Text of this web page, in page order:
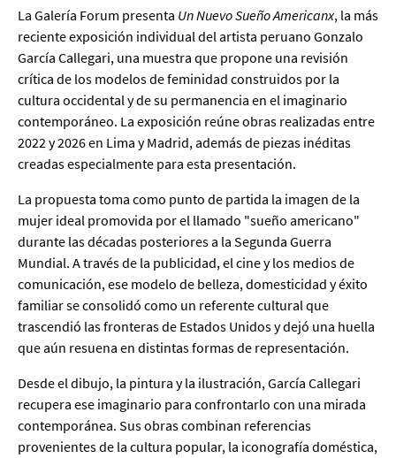
La Galería Forum presenta Un Nuevo Sueño Americanx, la más
reciente exposición individual del artista peruano Gonzalo
García Callegari, una muestra que propone una revisión
crítica de los modelos de feminidad construidos por la
cultura occidental y de su permanencia en el imaginario
contemporáneo. La exposición reúne obras realizadas entre
2022 y 2026 en Lima y Madrid, además de piezas inéditas
creadas especialmente para esta presentación.
La propuesta toma como punto de partida la imagen de la
mujer ideal promovida por el llamado "sueño americano"
durante las décadas posteriores a la Segunda Guerra
Mundial. A través de la publicidad, el cine y los medios de
comunicación, ese modelo de belleza, domesticidad y éxito
familiar se consolidó como un referente cultural que
trascendió las fronteras de Estados Unidos y dejó una huella
que aún resuena en distintas formas de representación.
Desde el dibujo, la pintura y la ilustración, García Callegari
recupera ese imaginario para confrontarlo con una mirada
contemporánea. Sus obras combinan referencias
provenientes de la cultura popular, la iconografía doméstica,